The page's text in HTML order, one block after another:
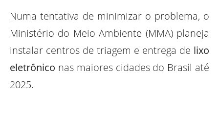
Numa tentativa de minimizar o problema, o
Ministério do Meio Ambiente (MMA) planeja
instalar centros de triagem e entrega de lixo
eletrônico nas maiores cidades do Brasil até
2025.